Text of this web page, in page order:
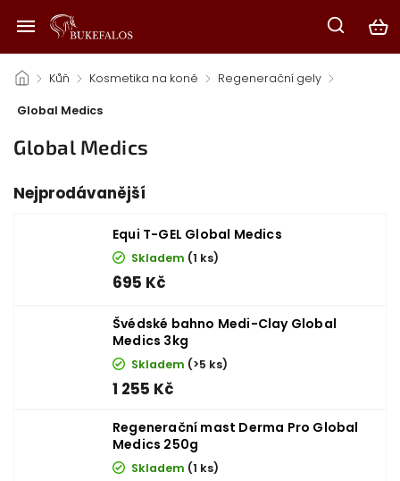
/ Kůň / Kosmetika na koně / Regenerační gely /
Global Medics
Global Medics
Nejprodávanější
Equi T-GEL Global Medics
Skladem (1 ks)
695 Kč
Švédské bahno Medi-Clay Global
Medics 3kg
Skladem (>5 ks)
1 255 Kč
Regenerační mast Derma Pro Global
Medics 250g
Skladem (1 ks)